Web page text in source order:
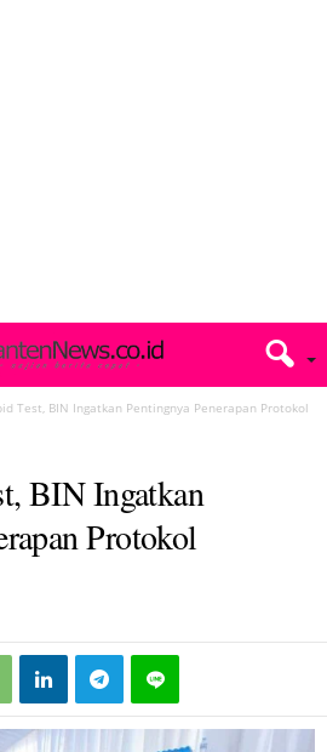
Test, BIN Ingatkan Pentingnya Penerapan Protokol
BIN Ingatkan
Protokol